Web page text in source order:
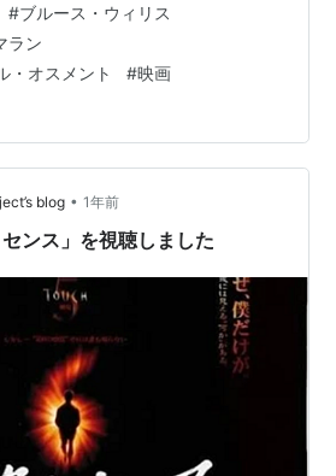
驚かせました。監督はM・ナイ
で一躍“どんでん返しの名手”という
降の作品でも観客はその結末を期
た。主演はブルース・ウィリス、
注目を集めたハーレイ・ジョエ
年…
#ブルース・ウィリス
ラン
・オスメント #映画
blog • 1年前
ンス」を視聴しました